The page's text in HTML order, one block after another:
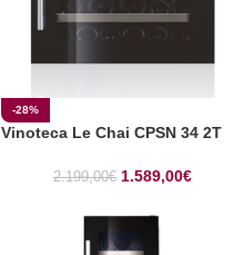
-28%
Vinoteca Le Chai CPSN 34 2T
2.199,00€ 1.589,00€